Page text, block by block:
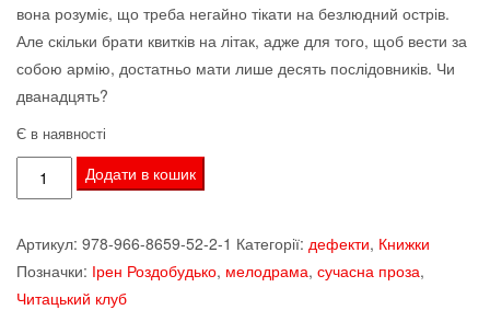
вона розуміє, що треба негайно тікати на безлюдний острів.
Але скільки брати квитків на літак, адже для того, щоб вести за
собою армію, достатньо мати лише десять послідовників. Чи
дванадцять?
Є в наявності
Роздобудько
Ірен.
або
Виховання
жінки
Додати в кошик
Артикул: 978-966-8659-52-2-1 Категорії: дефекти, Книжки
Позначки: Ірен Роздобудько, мелодрама, сучасна проза,
Читацький клуб